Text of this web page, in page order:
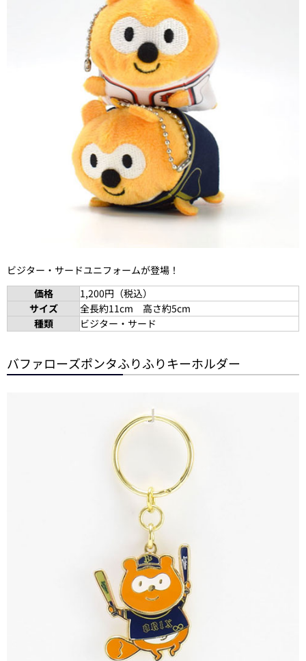
ビジター・サードユニフォームが登場！
価格
1,200円（税込）
サイズ
全長約11cm 高さ約5cm
種類
ビジター・サード
バファローズポンタふりふりキーホルダー